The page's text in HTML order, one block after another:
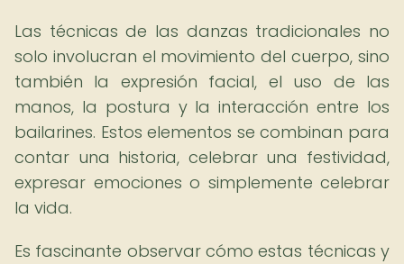
Las técnicas de las danzas tradicionales no
solo involucran el movimiento del cuerpo, sino
también la expresión facial, el uso de las
manos, la postura y la interacción entre los
bailarines. Estos elementos se combinan para
contar una historia, celebrar una festividad,
expresar emociones o simplemente celebrar
la vida.
Es fascinante observar cómo estas técnicas y